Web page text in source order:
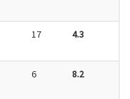
17 4.3
6 8.2